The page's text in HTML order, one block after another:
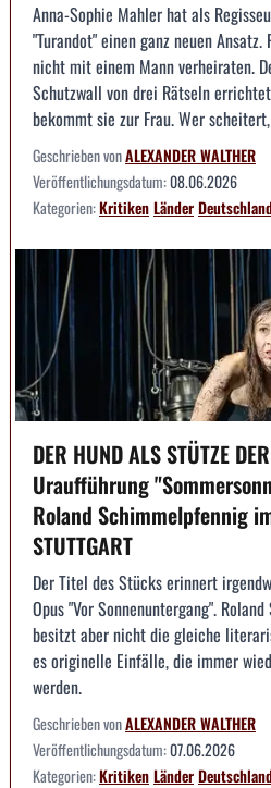
Anna-Sophie Mahler hat als
"Turandot" einen ganz neuen
nicht mit einem Mann verheiraten.
Schutzwall von drei Rätseln
bekommt sie zur Frau. Wer
Geschrieben vonALEXANDER WALTHER
Veröffentlichungsdatum:08.06.2026
Kategorien:KritikenLänder
DER HUND ALS STÜTZE
Uraufführung
Roland Schimmelpfennig
STUTTGART
Der Titel des Stücks erinnert
Opus "Vor Sonnenuntergang".
besitzt aber nicht die gleiche
es originelle Einfälle, die immer
werden.
Geschrieben vonALEXANDER WALTHER
Veröffentlichungsdatum:07.06.2026
Kategorien:KritikenLänder